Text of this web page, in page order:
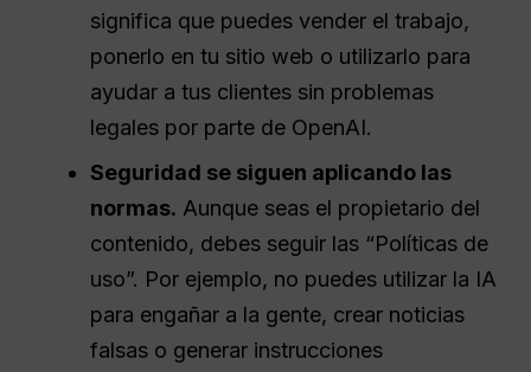
significa que puedes vender el trabajo,
ponerlo en tu sitio web o utilizarlo para
ayudar a tus clientes sin problemas
legales por parte de OpenAI.
Seguridad se siguen aplicando las
normas. Aunque seas el propietario del
contenido, debes seguir las “Políticas de
uso”. Por ejemplo, no puedes utilizar la IA
para engañar a la gente, crear noticias
falsas o generar instrucciones